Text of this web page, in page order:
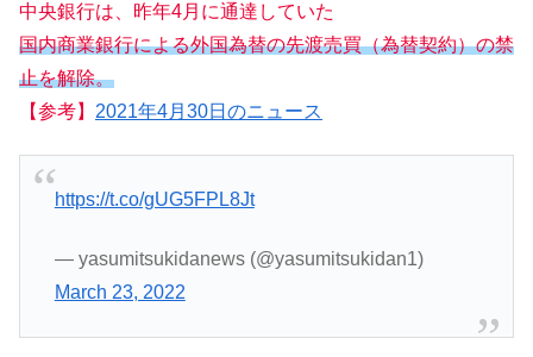
中央銀行は、昨年4月に通達していた
国内商業銀行による外国為替の先渡売買（為替契約）の禁
止を解除。
【参考】 2021年4月30日のニュース
https://t.co/gUG5FPL8Jt
— yasumitsukidanews (@yasumitsukidan1)
March 23, 2022